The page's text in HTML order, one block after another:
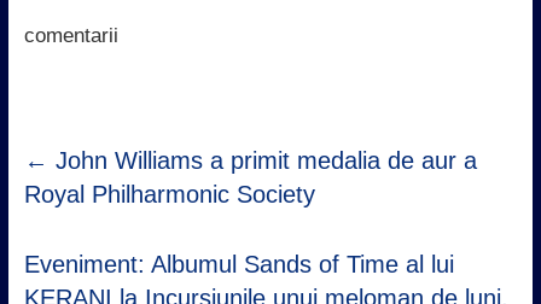
k
p
comentarii
← John Williams a primit medalia de aur a
Royal Philharmonic Society
Eveniment: Albumul Sands of Time al lui
KERANI la Incursiunile unui meloman de luni,